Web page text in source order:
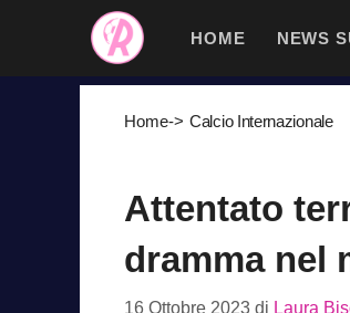
contenuto
HOME NEWS
Home-> Calcio Internazionale
Attentato
dramma nel
16 Ottobre 2023 di Laura